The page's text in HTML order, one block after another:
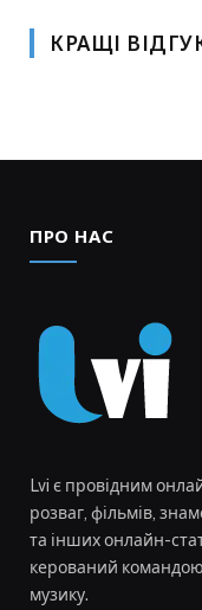
КРАЩІ
ПРО НАС
Lvi є провідним
розваг, фільмів,
та інших онлайн-
керований командою
музику.